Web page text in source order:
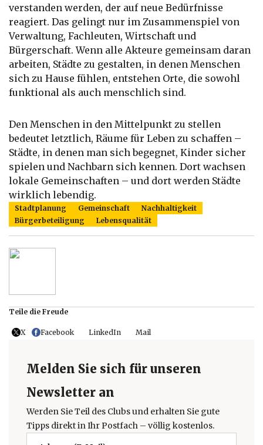
verstanden werden, der auf neue Bedürfnisse
reagiert. Das gelingt nur im Zusammenspiel von
Verwaltung, Fachleuten, Wirtschaft und
Bürgerschaft. Wenn alle Akteure gemeinsam daran
arbeiten, Städte zu gestalten, in denen Menschen
sich zu Hause fühlen, entstehen Orte, die sowohl
funktional als auch menschlich sind.
Den Menschen in den Mittelpunkt zu stellen
bedeutet letztlich, Räume für Leben zu schaffen –
Städte, in denen man sich begegnet, Kinder sicher
spielen und Nachbarn sich kennen. Dort wachsen
lokale Gemeinschaften – und dort werden Städte
wirklich lebendig.
Stadtplanung Gemeinschaft
Nachhaltigkeit
Bürgerbeteiligung
Lebensqualität
Teile die Freude
X Facebook LinkedIn Mail
Melden Sie sich für unseren
Newsletter an
Werden Sie Teil des Clubs und erhalten Sie gute
Tipps direkt in Ihr Postfach – völlig kostenlos.